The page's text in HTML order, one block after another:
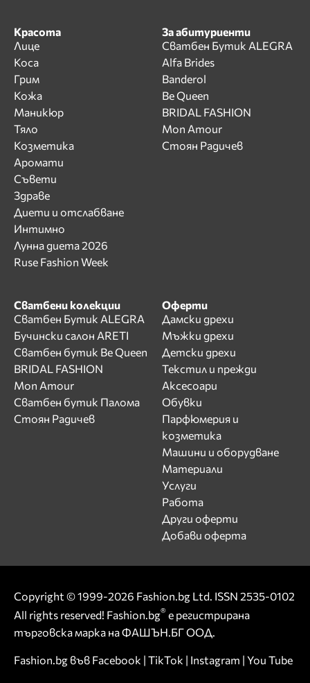
Красота
Лице
Коса
Грим
Кожа
Маникюр
Тяло
Козметика
Аромати
Съвети
Здраве
Диети и отслабване
Интимно
Лунна диета 2026
Ruse Fashion Week
За абитуриенти
Сватбен Бутик ALEGRA
Alfa Brides
Banderol
Be Queen
BRIDAL FASHION
Mon Amour
Стоян Радичев
Сватбени колекции
Сватбен Бутик ALEGRA
Бучински салон ARETI
Сватбен бутик Be Queen
BRIDAL FASHION
Mon Amour
Сватбен бутик Палома
Стоян Радичев
Оферти
Дамски дрехи
Мъжки дрехи
Детски дрехи
Текстил и прежди
Аксесоари
Обувки
Парфюмерия и
козметика
Машини и оборудване
Материали
Услуги
Работа
Други оферти
Добави оферта
Copyright © 1999-2026 Fashion.bg Ltd. ISSN 2535-0102
All rights reserved! Fashion.bg® е регистрирана
търговска марка на ФАШЪН.БГ ООД.
Fashion.bg във Facebook | TikTok | Instagram | You Tube